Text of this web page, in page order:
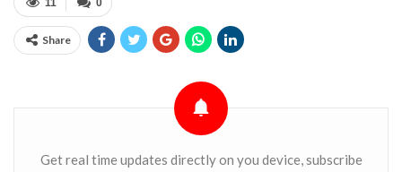
Share
Get real time updates directly on you device, subscribe